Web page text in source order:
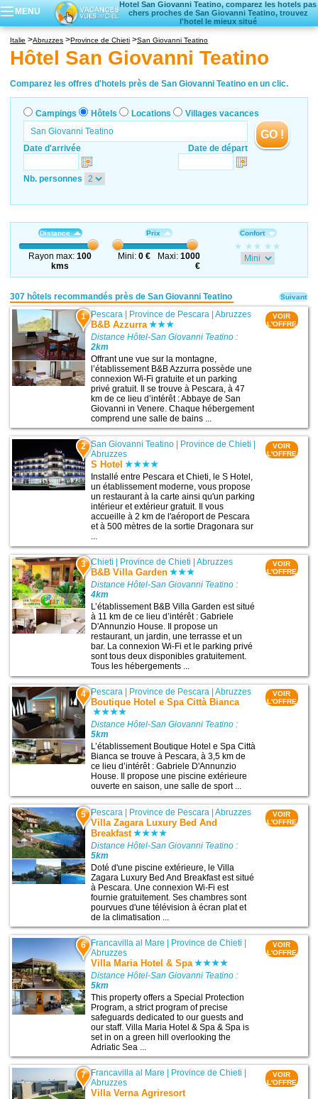
MENU
Hotel San Giovanni Teatino, comparez les hotels pas
chers proches de San Giovanni Teatino, trouvez
l'hotel le mieux situé
Locations vacances
Villages vacances
Italie Abruzzes Province de Chieti San Giovanni Teatino
Hôtel San Giovanni Teatino
Comparez les offres d'hotels près de San Giovanni Teatino en un clic.
Campings Hôtels Locations Villages vacances
Date d'arrivée Date de départ
GO !
Nb. personnes
Distance
Rayon max:100
kms
Prix
Mini: 0 € Maxi:1000
€
Confort
307 hôtels recommandés près de San Giovanni Teatino
1 Pescara | Province de Pescara |Abruzzes
B&B Azzurra
Distance Hôtel-San Giovanni Teatino :
2km
Offrant une vue sur la montagne,
l’établissement B&B Azzurra possède une
connexion Wi-Fi gratuite et un parking
privé gratuit. Il se trouve à Pescara, à 47
km de ce lieu d’intérêt : Abbaye de San
Giovanni in Venere. Chaque hébergement
comprend une salle de bains ...
VOIR
L'OFFRE
2 San Giovanni Teatino Province de Chieti
Abruzzes
S Hotel
Installé entre Pescara et Chieti, le S Hotel,
un établissement moderne, vous propose
un restaurant à la carte ainsi qu'un parking
intérieur et extérieur gratuit. Il vous
accueille à 2 km de l'aéroport de Pescara
et à 500 mètres de la sortie Dragonara sur
...
VOIR
L'OFFRE
3 Chieti Province de Chieti |Abruzzes
B&B Villa Garden
Distance Hôtel-San Giovanni Teatino :
4km
L’établissement B&B Villa Garden est situé
à 11 km de ce lieu d’intérêt : Gabriele
D'Annunzio House. Il propose un
restaurant, un jardin, une terrasse et un
bar. La connexion Wi-Fi et le parking privé
sont tous deux disponibles gratuitement.
Tous les hébergements ...
VOIR
L'OFFRE
4 Pescara Province de Pescara |Abruzzes
Boutique Hotel e Spa Città Bianca
Distance Hôtel-San Giovanni Teatino :
5km
L’établissement Boutique Hotel e Spa Città
Bianca se trouve à Pescara, à 3,5 km de
ce lieu d’intérêt : Gabriele D'Annunzio
House. Il propose une piscine extérieure
ouverte en saison, une salle de sport ...
VOIR
L'OFFRE
5 Pescara | Province de Pescara |Abruzzes
Villa Zagara Luxury Bed And
Breakfast
Distance Hôtel-San Giovanni Teatino :
5km
Doté d'une piscine extérieure, le Villa
Zagara Luxury Bed And Breakfast est situé
à Pescara. Une connexion Wi-Fi est
fournie gratuitement. Ses chambres sont
pourvues d'une télévision à écran plat et
de la climatisation ...
VOIR
L'OFFRE
6 Francavilla al Mare | Province de Chieti |
Abruzzes
Villa Maria Hotel & Spa
Distance Hôtel-San Giovanni Teatino :
5km
This property offers a Special Protection
Program, a strict program of precise
safeguards dedicated to our guests and
our staff. Villa Maria Hotel & Spa & Spa is
set in on a green hill overlooking the
Adriatic Sea ...
VOIR
L'OFFRE
7 Francavilla al Mare Province de Chieti
Abruzzes
Villa Verna Agriresort
VOIR
L'OFFRE
Suivant